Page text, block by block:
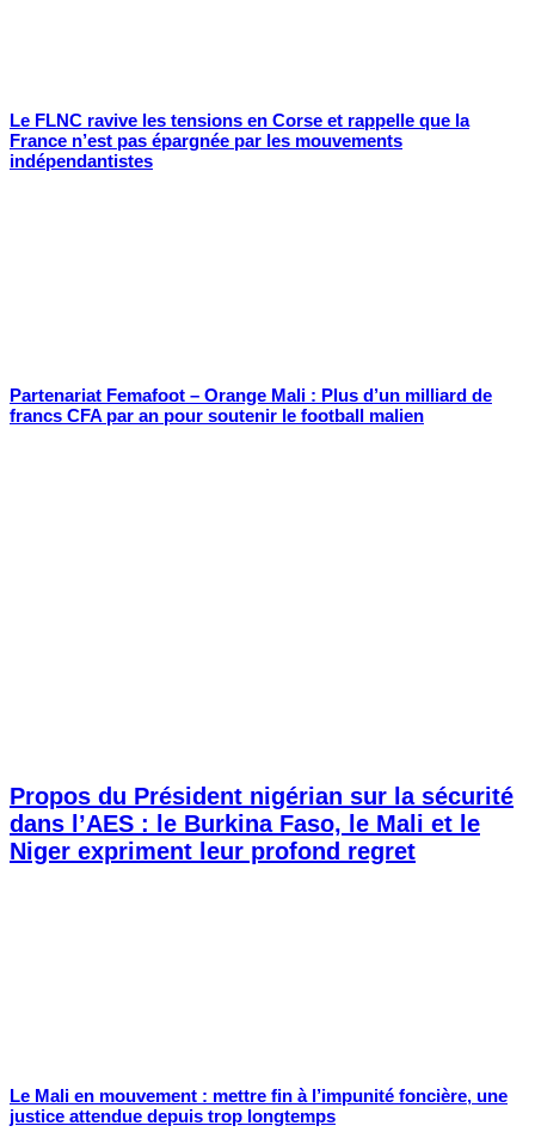
Le FLNC ravive les tensions en Corse et rappelle que la
France n’est pas épargnée par les mouvements
indépendantistes
Partenariat Femafoot – Orange Mali : Plus d’un milliard de
francs CFA par an pour soutenir le football malien
Propos du Président nigérian sur la sécurité
dans l’AES : le Burkina Faso, le Mali et le
Niger expriment leur profond regret
Le Mali en mouvement : mettre fin à l’impunité foncière, une
justice attendue depuis trop longtemps